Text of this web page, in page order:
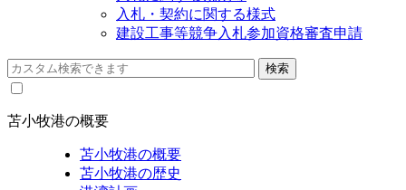
入札・契約に関する様式
建設工事等競争入札参加資格審査申請
苫小牧港の概要
苫小牧港の概要
苫小牧港の歴史